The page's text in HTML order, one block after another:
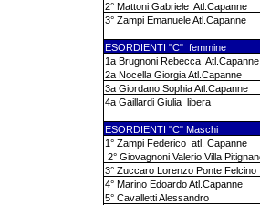
2° Mattoni Gabriele Atl.Capanne
3° Zampi Emanuele Atl.Capanne
ESORDIENTI "C" femmine
1a Brugnoni Rebecca Atl.Capanne
2a Nocella Giorgia Atl.Capanne
3a Giordano Sophia Atl.Capanne
4a Gaillardi Giulia libera
ESORDIENTI "C" Maschi
1° Zampi Federico atl. Capanne
2° Giovagnoni Valerio Villa
3° Zuccaro Lorenzo Ponte Felcino
4° Marino Edoardo Atl.Capanne
5° Cavalletti Alessandro